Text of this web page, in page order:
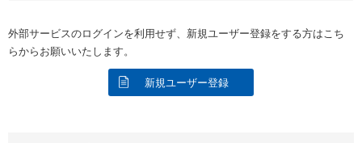
外部サービスのログインを利用せず、新規ユーザー登録をする方はこち
らからお願いいたします。
新規ユーザー登録